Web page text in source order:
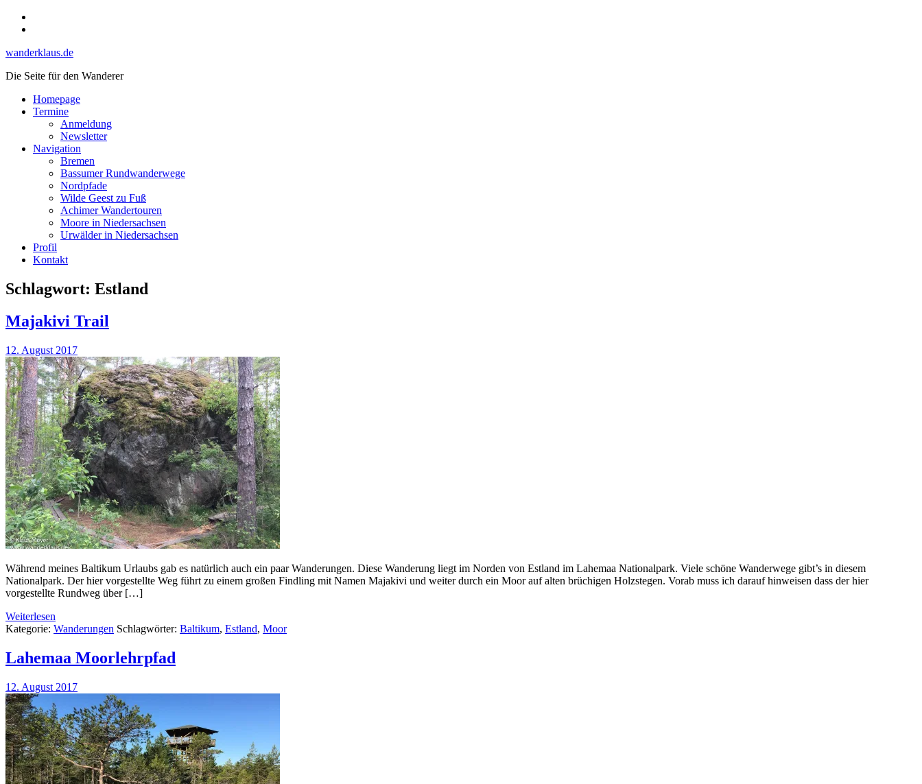
Skip
wanderklaus.de
Die Seite für den Wanderer
Homepage
Termine
Anmeldung
Newsletter
Navigation
Bremen
Bassumer Rundwanderwege
Nordpfade
Wilde Geest zu Fuß
Achimer Wandertouren
Moore in Niedersachsen
Urwälder in Niedersachsen
Profil
Kontakt
Schlagwort: Estland
Majakivi Trail
12. August 2017
Während meines Baltikum Urlaubs gab es natürlich auch ein paar Wanderungen. Diese Wanderung liegt im Norden von Estland im Lahemaa Nationalpark. Viele schöne Wanderwege gibt’s in diesem
Nationalpark. Der hier vorgestellte Weg führt zu einem großen Findling mit Namen Majakivi und weiter durch ein Moor auf alten brüchigen Holzstegen. Vorab muss ich darauf hinweisen dass der hier
vorgestellte Rundweg über […]
Weiterlesen
Kategorie: Wanderungen Schlagwörter: Baltikum, Estland, Moor
Lahemaa Moorlehrpfad
12. August 2017